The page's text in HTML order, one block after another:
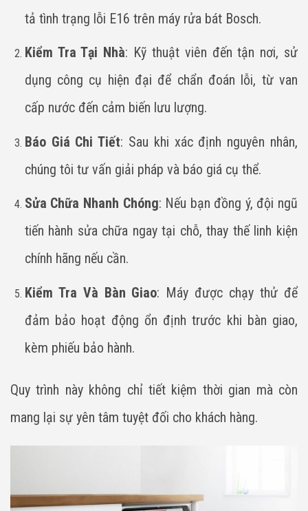
tả tình trạng lỗi E16 trên máy rửa bát Bosch.
Kiểm Tra Tại Nhà: Kỹ thuật viên đến tận nơi, sử
dụng công cụ hiện đại để chẩn đoán lỗi, từ van
cấp nước đến cảm biến lưu lượng.
Báo Giá Chi Tiết: Sau khi xác định nguyên nhân,
chúng tôi tư vấn giải pháp và báo giá cụ thể.
Sửa Chữa Nhanh Chóng: Nếu bạn đồng ý, đội ngũ
tiến hành sửa chữa ngay tại chỗ, thay thế linh kiện
chính hãng nếu cần.
Kiểm Tra Và Bàn Giao: Máy được chạy thử để
đảm bảo hoạt động ổn định trước khi bàn giao,
kèm phiếu bảo hành.
Quy trình này không chỉ tiết kiệm thời gian mà còn
mang lại sự yên tâm tuyệt đối cho khách hàng.